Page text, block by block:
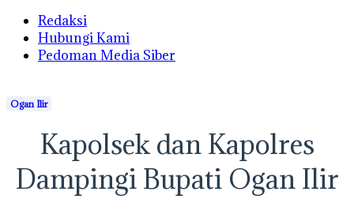
Redaksi
Hubungi Kami
Pedoman Media Siber
Ogan Ilir
Kapolsek dan Kapolres
Dampingi Bupati Ogan Ilir